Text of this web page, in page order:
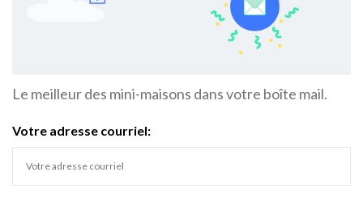
Le meilleur des mini-maisons dans votre boîte mail.
Votre adresse courriel: